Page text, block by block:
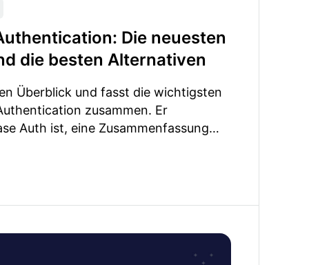
Die neuesten
die besten Alternativen
Überblick und fasst die wichtigsten
zusammen. Er
Auth ist, eine Zusammenfassung
nicht bauen
Kundeninterviews